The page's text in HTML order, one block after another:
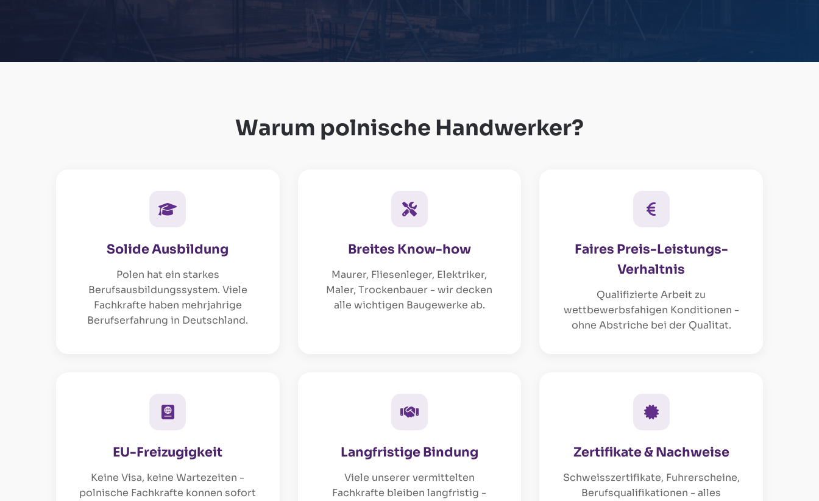
Warum polnische Handwerker?
Solide Ausbildung
Polen hat ein starkes
Berufsausbildungssystem. Viele
Fachkrafte haben mehrjahrige
Berufserfahrung in Deutschland.
Breites Know-how
Maurer, Fliesenleger, Elektriker,
Maler, Trockenbauer - wir decken
alle wichtigen Baugewerke ab.
Faires Preis-Leistungs-
Verhaltnis
Qualifizierte Arbeit zu
wettbewerbsfahigen Konditionen -
ohne Abstriche bei der Qualitat.
EU-Freizugigkeit
Keine Visa, keine Wartezeiten -
polnische Fachkrafte konnen sofort
Langfristige Bindung
Viele unserer vermittelten
Fachkrafte bleiben langfristig -
Zertifikate & Nachweise
Schweisszertifikate, Fuhrerscheine,
Berufsqualifikationen - alles